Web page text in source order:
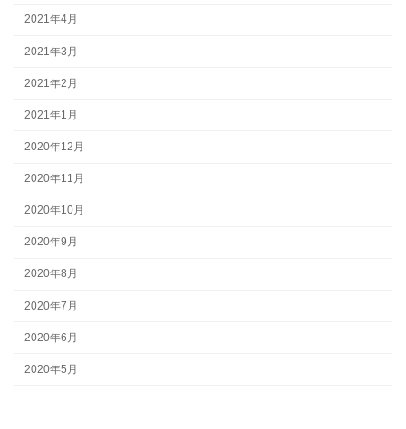
2021年4月
2021年3月
2021年2月
2021年1月
2020年12月
2020年11月
2020年10月
2020年9月
2020年8月
2020年7月
2020年6月
2020年5月